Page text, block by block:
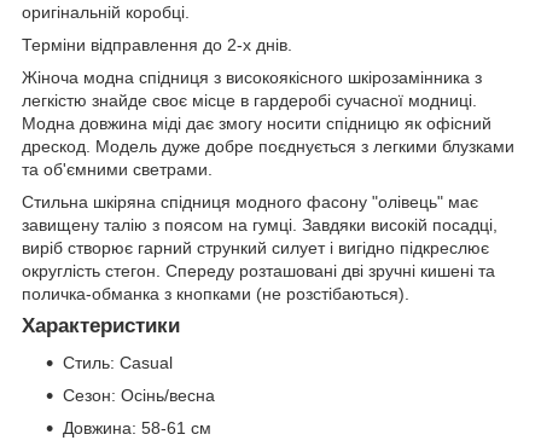
оригінальній коробці.
Терміни відправлення до 2-х днів.
Жіноча модна спідниця з високоякісного шкірозамінника з
легкістю знайде своє місце в гардеробі сучасної модниці.
Модна довжина міді дає змогу носити спідницю як офісний
дрескод. Модель дуже добре поєднується з легкими блузками
та об'ємними светрами.
Стильна шкіряна спідниця модного фасону "олівець" має
завищену талію з поясом на гумці. Завдяки високій посадці,
виріб створює гарний стрункий силует і вигідно підкреслює
округлість стегон. Спереду розташовані дві зручні кишені та
поличка-обманка з кнопками (не розстібаються).
Характеристики
Стиль: Casual
Сезон: Осінь/весна
Довжина: 58-61 см